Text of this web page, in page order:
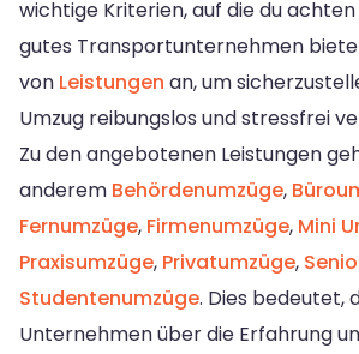
wichtige Kriterien, auf die du achten
gutes Transportunternehmen
von Leistungen an, um
Umzug reibungslos und stressfrei
Zu den angebotenen Leistungen
anderem Behördenumzüge,
Fernumzüge, Firmenumzüge, Mini
Praxisumzüge, Privatumzüge,
Studentenumzüge. Dies bedeutet,
Unternehmen über die Erfahrung